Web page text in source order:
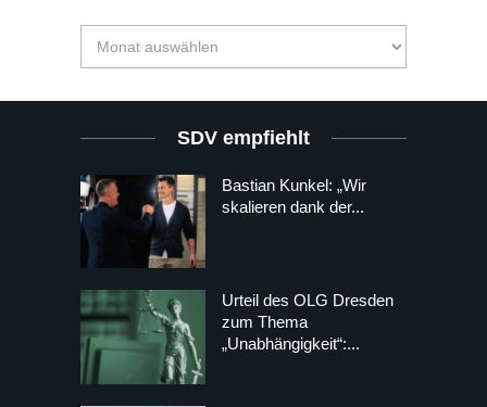
SDV empfiehlt
Bastian Kunkel: „Wir
skalieren dank der...
Urteil des OLG Dresden
zum Thema
„Unabhängigkeit“:...